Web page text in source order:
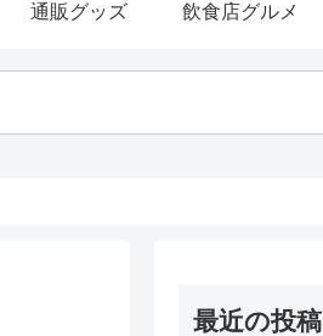
通販グッズ 飲食店グルメ
最近の投稿